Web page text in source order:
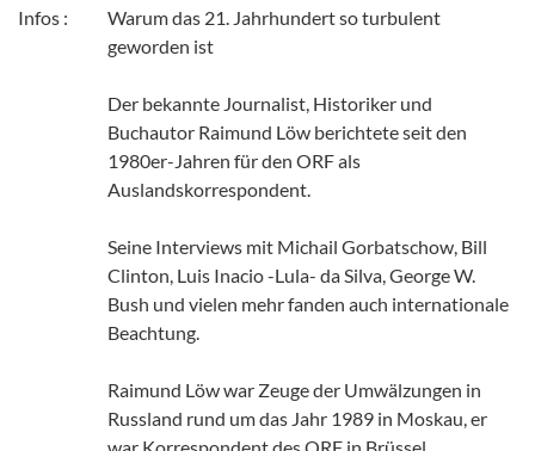
Infos :
Warum das 21. Jahrhundert so turbulent
geworden ist
Der bekannte Journalist, Historiker und
Buchautor Raimund Löw berichtete seit den
1980er-Jahren für den ORF als
Auslandskorrespondent.
Seine Interviews mit Michail Gorbatschow, Bill
Clinton, Luis Inacio -Lula- da Silva, George W.
Bush und vielen mehr fanden auch internationale
Beachtung.
Raimund Löw war Zeuge der Umwälzungen in
Russland rund um das Jahr 1989 in Moskau, er